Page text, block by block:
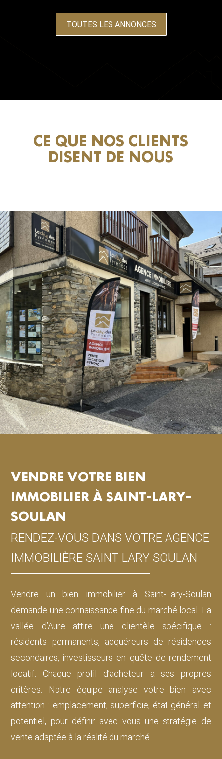
TOUTES LES ANNONCES
CE QUE NOS CLIENTS
DISENT DE NOUS
VENDRE VOTRE BIEN
IMMOBILIER À SAINT-LARY-
SOULAN
RENDEZ-VOUS DANS VOTRE AGENCE
IMMOBILIÈRE SAINT LARY SOULAN
Vendre un bien immobilier à Saint-Lary-Soulan
demande une connaissance fine du marché local. La
vallée d’Aure attire une clientèle spécifique :
résidents permanents, acquéreurs de résidences
secondaires, investisseurs en quête de rendement
locatif. Chaque profil d’acheteur a ses propres
critères. Notre équipe analyse votre bien avec
attention : emplacement, superficie, état général et
potentiel, pour définir avec vous une stratégie de
vente adaptée à la réalité du marché.